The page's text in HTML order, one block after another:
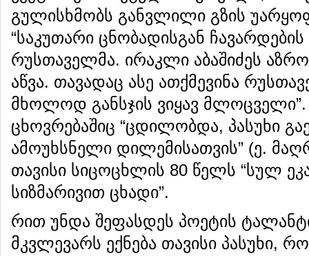
გულისხმობს განვლილი გზის
“საკუთარი ცნობადისგან ჩავარდების
რუსთაველმა. ირაკლი აბაშიძეს
აწვა. თავადაც ასე ათქმევინა
მხოლოდ განსჯის ვიყავ მლოცველი”.
ცხოვრებაშიც “ცდილობდა, პასუხი
ამოუხსნელი დილემისათვის” (ე.
თავისი სიცოცხლის 80 წელს “სულ
სიზმარივით ცხადი”.
რით უნდა შეფასდეს პოეტის
მკვლევარს ექნება თავისი პასუხი,